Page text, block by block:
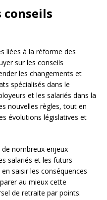
conseils
liées à la réforme des
sur les conseils
les changements et
spécialisés dans le
et les salariés dans la
nouvelles règles, tout en
évolutions législatives et
nombreux enjeux
salariés et les futurs
saisir les conséquences
au mieux cette
de retraite par points.